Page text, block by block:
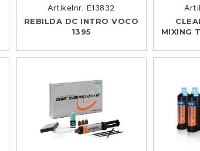
Artikelnr. E13832
REBILDA DC INTRO VOCO
1395
MIXING